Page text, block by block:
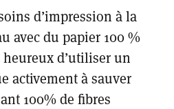
d’impression à la
avec du papier 100 %
heureux d’utiliser un
activement à sauver
100% de fibres